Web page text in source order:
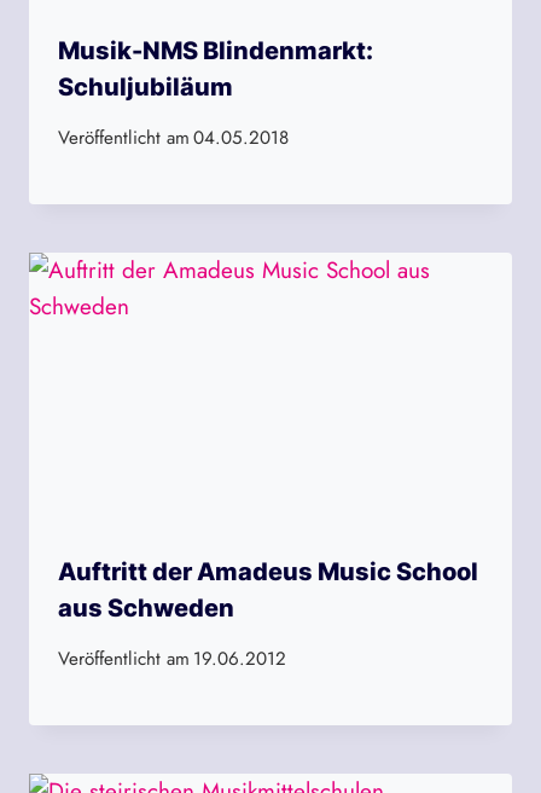
Musik-NMS Blindenmarkt:
Schuljubiläum
Veröffentlicht am04.05.2018
Auftritt der Amadeus Music School
aus Schweden
Veröffentlicht am 19.06.2012